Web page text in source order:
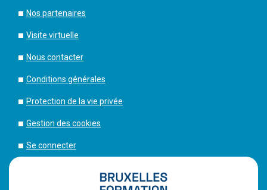
Nos partenaires
Visite virtuelle
Nous contacter
Conditions générales
Protection de la vie privée
Gestion des cookies
Se connecter